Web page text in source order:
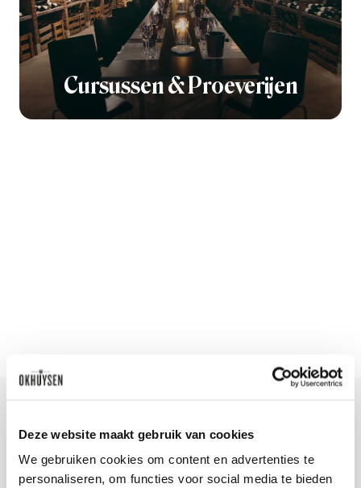
Deze website maakt gebruik van cookies
We gebruiken cookies om content en advertenties te
personaliseren, om functies voor social media te bieden
Cursussen & Proeverijen
Blijf op de hoogte
Ontvang het laatste wijnnieuws, proeverijen en
evenementen